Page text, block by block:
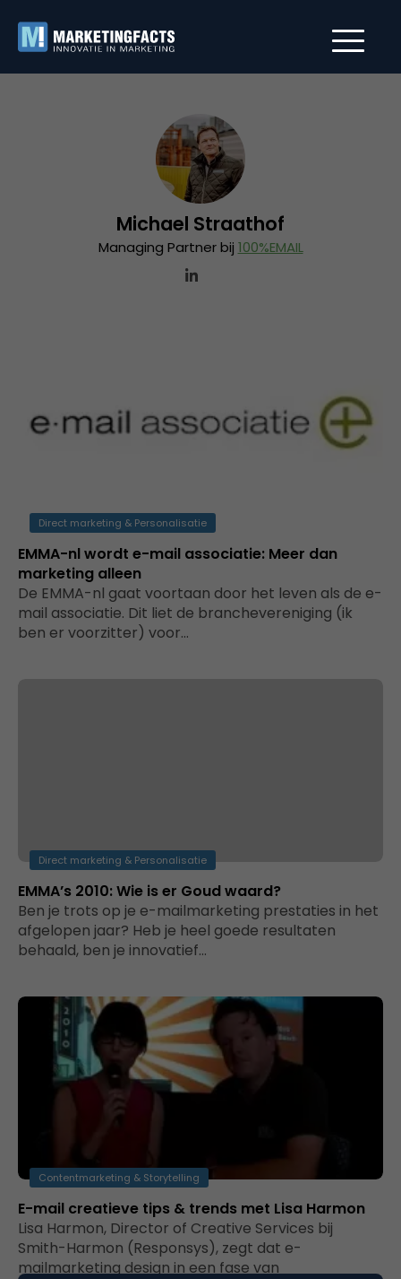
Michael Straathof
Managing Partner bij 100%EMAIL
Direct marketing & Personalisatie
EMMA-nl wordt e-mail associatie: Meer dan
marketing alleen
De EMMA-nl gaat voortaan door het leven als de e-
mail associatie. Dit liet de branchevereniging (ik
ben er voorzitter) voor…
Direct marketing & Personalisatie
EMMA’s 2010: Wie is er Goud waard?
Ben je trots op je e-mailmarketing prestaties in het
afgelopen jaar? Heb je heel goede resultaten
behaald, ben je innovatief…
Contentmarketing & Storytelling
E-mail creatieve tips & trends met Lisa Harmon
Lisa Harmon, Director of Creative Services bij
Smith-Harmon (Responsys), zegt dat e-
mailmarketing design in een fase van